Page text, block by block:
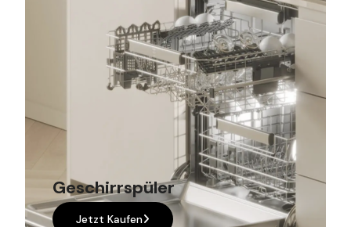
Geschirrspüler
Jetzt Kaufen